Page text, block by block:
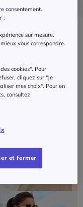
T-shirts
consentement.
:
sur mesure.
vous correspondre.
cookies". Pour
cliquez sur "Je
mes choix". Pour en
consultez
et fermer